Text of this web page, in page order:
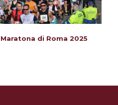
di Roma 2025